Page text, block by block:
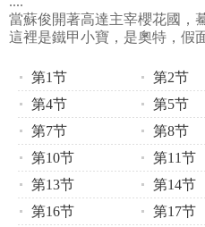
當蘇俊開著高達主宰櫻花國，
這裡是鐵甲小寶，是奧特，假
第1节 第2节
第4节
第5节
第7节
第8节
第10节
第11节
第13节
第14节
第16节
第17节